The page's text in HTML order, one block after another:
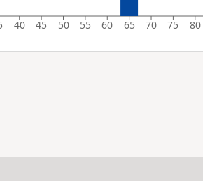
40 45 50 55 60 65 70 75 80